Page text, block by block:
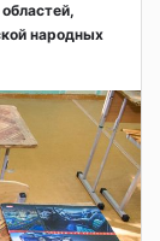
народных